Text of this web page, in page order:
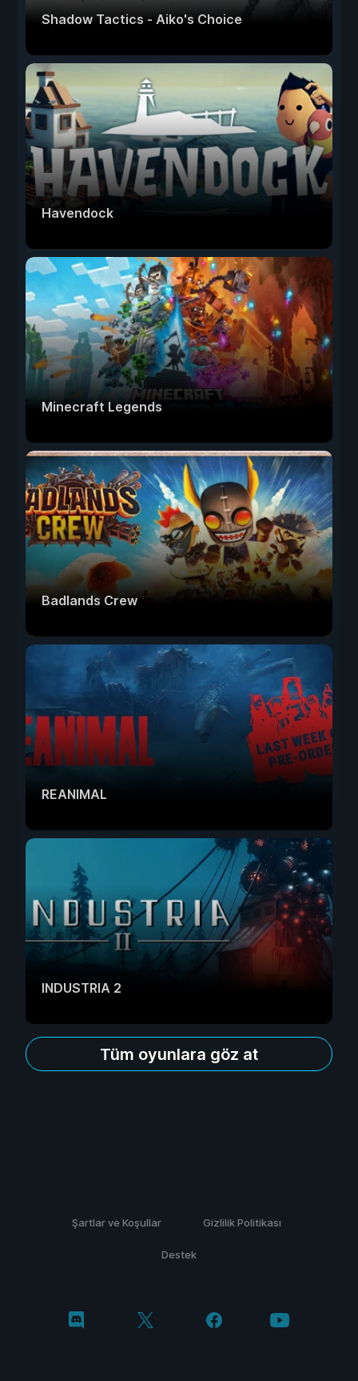
Shadow Tactics - Aiko's Choice
Havendock
Minecraft Legends
Badlands Crew
REANIMAL
INDUSTRIA 2
Tüm oyunlara göz at
Şartlar ve Koşullar Gizlilik Politikası
Destek